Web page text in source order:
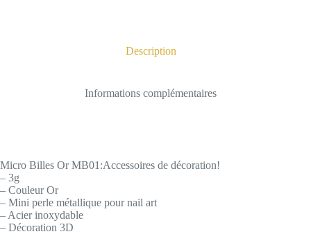
Description
Informations complémentaires
Micro Billes Or MB01:Accessoires de décoration!
– 3g
– Couleur Or
– Mini perle métallique pour nail art
– Acier inoxydable
– Décoration 3D